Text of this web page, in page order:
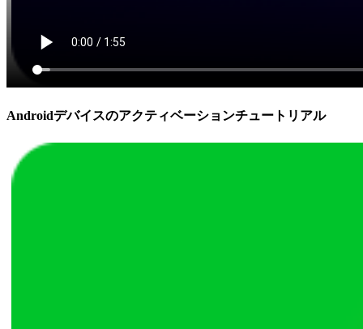
Androidデバイスのアクティベーションチュートリアル